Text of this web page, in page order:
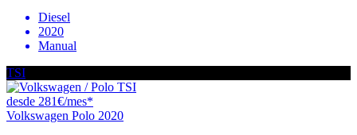
Diesel
2020
Manual
TSI
desde 281€/mes*
Volkswagen Polo 2020